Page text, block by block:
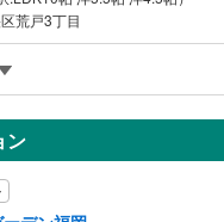
荒戸3丁目
南3 403
ン